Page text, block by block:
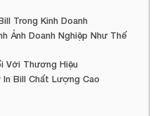
Trong Kinh Doanh
Ảnh Doanh Nghiệp Như Thế
Với Thương Hiệu
Bill Chất Lượng Cao